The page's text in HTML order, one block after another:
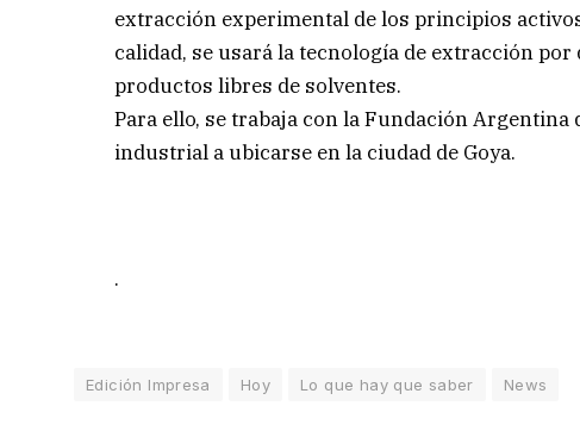
extracción experimental de los principios
calidad, se usará la tecnología de extracción
productos libres de solventes.
Para ello, se trabaja con la Fundación
industrial a ubicarse en la ciudad de Goya.
.
Edición Impresa Hoy Lo que hay que saber News